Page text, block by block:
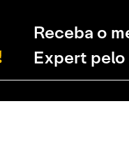
Receba o
Expert pelo